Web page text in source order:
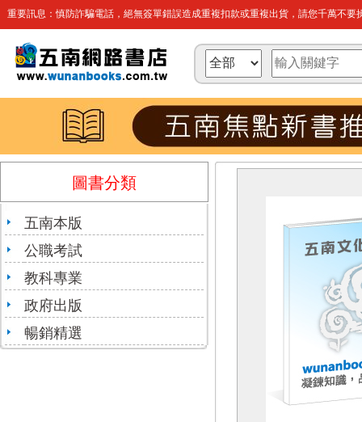
重要訊息：慎防詐騙電話，絕無簽單錯誤造成重複扣款或重複出貨，請您千萬不要
圖書分類
五南本版
公職考試
教科專業
政府出版
暢銷精選